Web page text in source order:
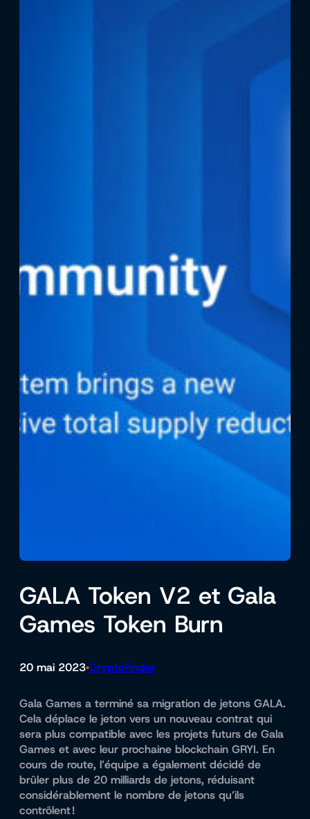
GALA Token V2 et Gala
Games Token Burn
20 mai 2023•CryptoFinder
Gala Games a terminé sa migration de jetons GALA.
Cela déplace le jeton vers un nouveau contrat qui
sera plus compatible avec les projets futurs de Gala
Games et avec leur prochaine blockchain GRYI. En
cours de route, l’équipe a également décidé de
brûler plus de 20 milliards de jetons, réduisant
considérablement le nombre de jetons qu’ils
contrôlent !